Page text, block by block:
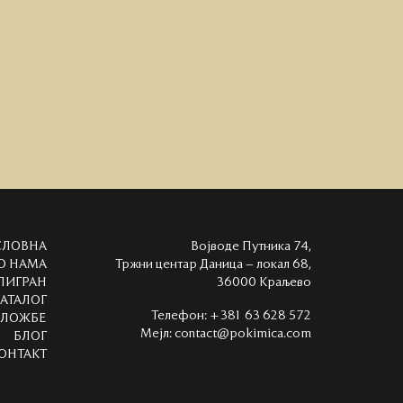
НАМА
БЛОГ
Војводе Путника 74,
Тржни центар Даница – локал 68,
36000 Краљево
Телефон: +381 63 628 572
Мејл:contact@pokimica.com